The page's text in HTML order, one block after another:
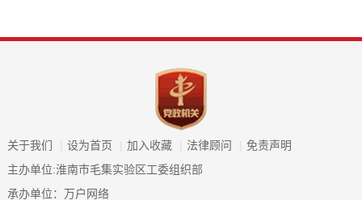
关于我们 设为首页 加入收藏 法律顾问
免责声明
主办单位:淮南市毛集实验区工委组织部
承办单位：万户网络